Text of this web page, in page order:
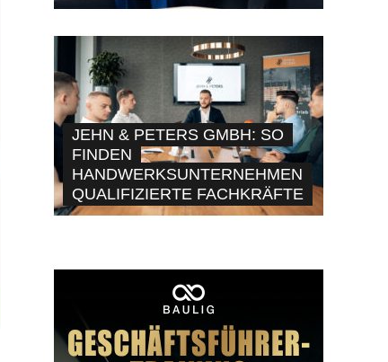
JEHN & PETERS GMBH: SO
FINDEN
HANDWERKSUNTERNEHMEN
QUALIFIZIERTE FACHKRÄFTE